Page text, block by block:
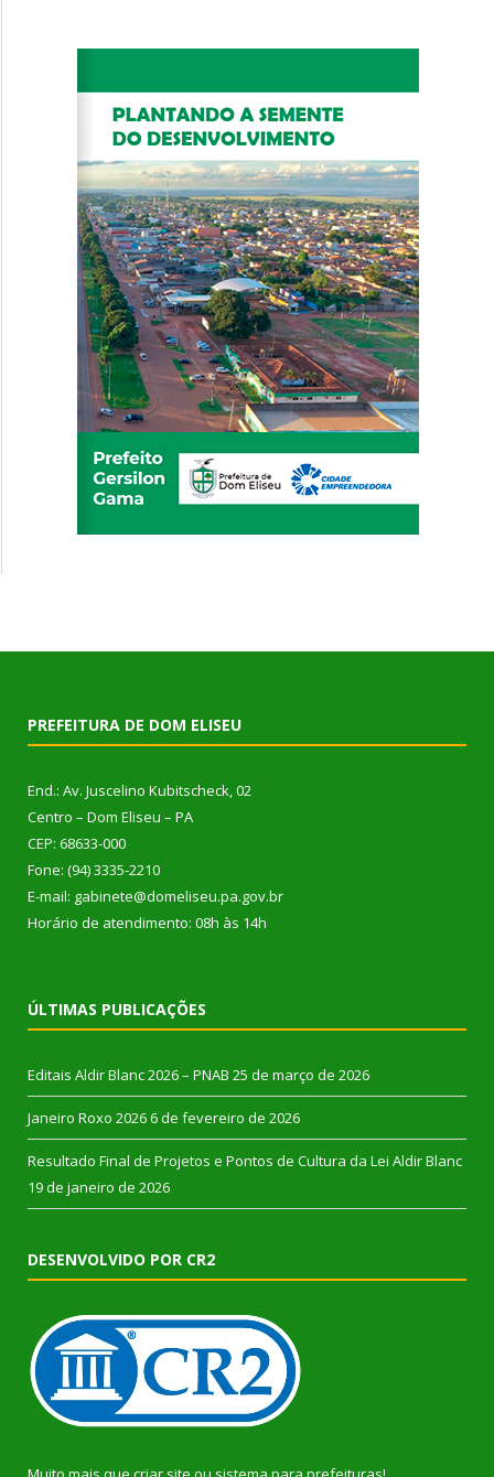
PREFEITURA DE DOM ELISEU
End.: Av. Juscelino Kubitscheck, 02
Centro – Dom Eliseu – PA
CEP: 68633-000
Fone: (94) 3335-2210
E-mail: gabinete@domeliseu.pa.gov.br
Horário de atendimento: 08h às 14h
ÚLTIMAS PUBLICAÇÕES
Editais Aldir Blanc 2026 – PNAB 25 de março de 2026
Janeiro Roxo 2026 6 de fevereiro de 2026
Resultado Final de Projetos e Pontos de Cultura da Lei Aldir Blanc
19 de janeiro de 2026
DESENVOLVIDO POR CR2